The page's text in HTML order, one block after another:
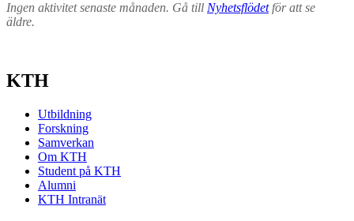
Ingen aktivitet senaste månaden. Gå till Nyhetsflödetför att se
äldre.
KTH
Utbildning
Forskning
Samverkan
Om KTH
Student på KTH
Alumni
KTH Intranät